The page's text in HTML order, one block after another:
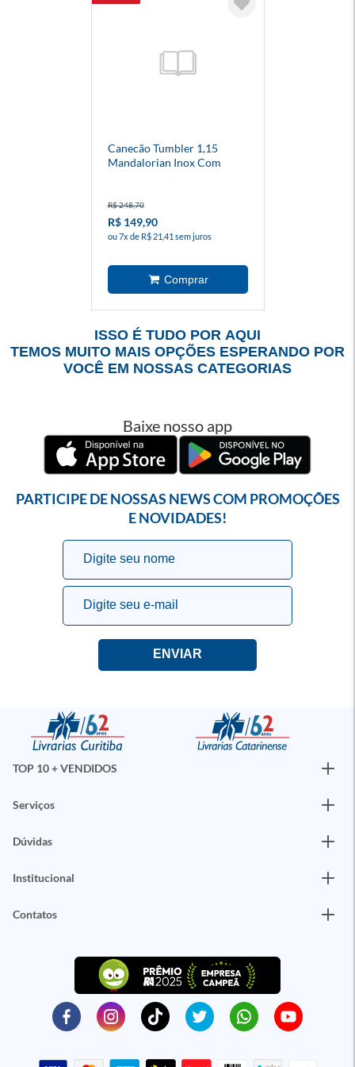
Canecão Tumbler 1,15
Mandalorian Inox Com
R$ 248,70
R$ 149,90
ou 7x de R$ 21,41 sem juros
ISSO É TUDO POR AQUI
TEMOS MUITO MAIS OPÇÕES ESPERANDO POR
VOCÊ EM NOSSAS CATEGORIAS
Baixe nosso app
PARTICIPE DE NOSSAS NEWS COM PROMOÇÕES
E NOVIDADES!
TOP 10 + VENDIDOS
Serviços
Dúvidas
Institucional
Contatos